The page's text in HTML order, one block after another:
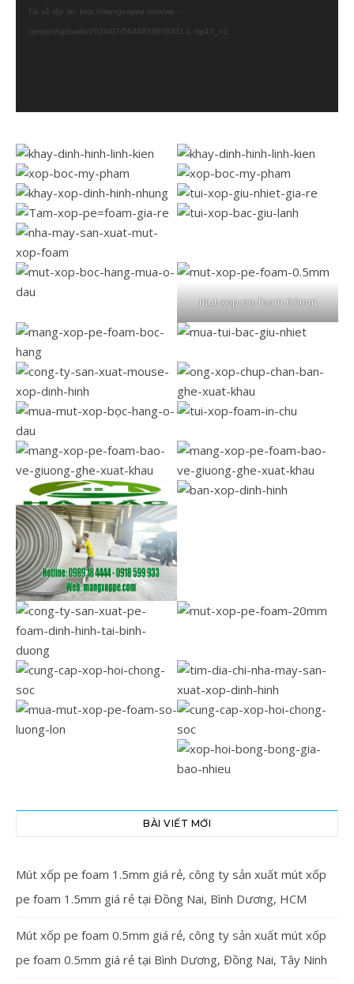
Tải về tệp tin: http://mangxoppe.com/wp-
content/uploads/2024/07/5644925656301-1.mp4?_=1
mut-xop-pe-foam-0.5mm
BÀI VIẾT MỚI
Mút xốp pe foam 1.5mm giá rẻ, công ty sản xuất mút xốp
pe foam 1.5mm giá rẻ tại Đồng Nai, Bình Dương, HCM
Mút xốp pe foam 0.5mm giá rẻ, công ty sản xuất mút xốp
pe foam 0.5mm giá rẻ tại Bình Dương, Đồng Nai, Tây Ninh